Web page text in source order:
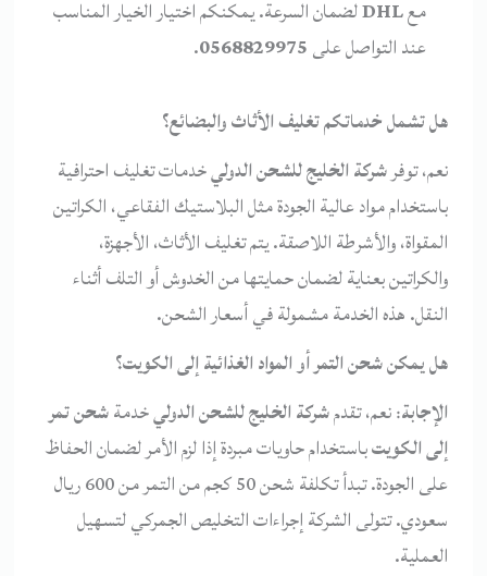
معDHLلضمان السرعة. يمكنكم اختيار الخيار المناسب
عند التواصل على0568829975
.
هل تشمل خدماتكم تغليف الأثاث والبضائع؟
نعم، توفرشركة الخليج للشحن الدوليخدمات تغليف احترافية
باستخدام مواد عالية الجودة مثل البلاستيك الفقاعي، الكراتين
المقواة، والأشرطة اللاصقة. يتم تغليف الأثاث، الأجهزة،
والكراتين بعناية لضمان حمايتها من الخدوش أو التلف أثناء
النقل. هذه الخدمة مشمولة في أسعار الشحن.
هل يمكن شحن التمر أو المواد الغذائية إلى الكويت؟
الإجابة: نعم، تقدمشركة الخليج للشحن الدوليخدمةشحن تمر
إلى الكويتباستخدام حاويات مبردة إذا لزم الأمر لضمان الحفاظ
على الجودة. تبدأ تكلفة شحن 50 كجم من التمر من 600 ريال
سعودي. تتولى الشركة إجراءات التخليص الجمركي لتسهيل
العملية.